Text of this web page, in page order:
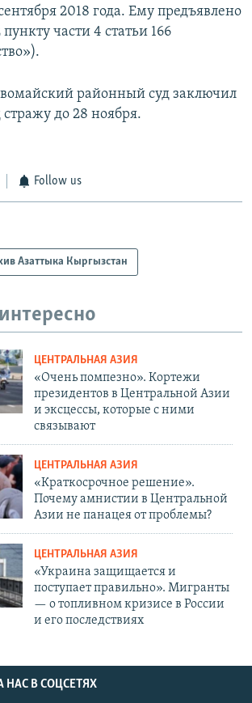
2018 года. Ему предъявлено
части 4 статьи 166
районный суд заключил
до 28 ноября.
Follow us
Азаттыка Кыргызстан
ЦЕНТРАЛЬНАЯ АЗИЯ
«Очень помпезно». Кортежи
президентов в Центральной Азии
и эксцессы, которые с ними
связывают
ЦЕНТРАЛЬНАЯ АЗИЯ
«Краткосрочное решение».
Почему амнистии в Центральной
Азии не панацея от проблемы?
ЦЕНТРАЛЬНАЯ АЗИЯ
«Украина защищается и
поступает правильно». Мигранты
— о топливном кризисе в России
и его последствиях
В СОЦСЕТЯХ